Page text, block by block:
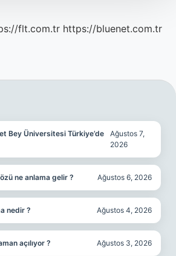
flt.com.tr https://bluenet.com.tr
Bey Üniversitesi Türkiye’de
Ağustos 7,
2026
ne anlama gelir ? Ağustos 6, 2026
nedir ? Ağustos 4, 2026
açılıyor ? Ağustos 3, 2026